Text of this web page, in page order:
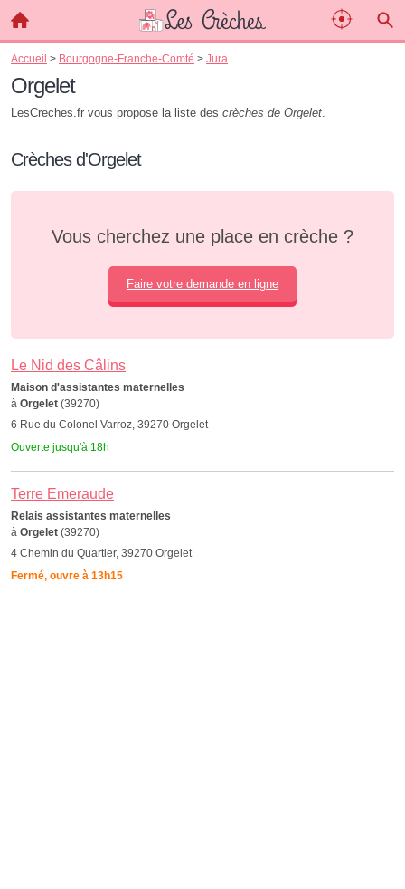
Accueil > Bourgogne-Franche-Comté > Jura
Orgelet
LesCreches.fr vous propose la liste des crèches de Orgelet.
Crèches d'Orgelet
Vous cherchez une place en crèche ?
Faire votre demande en ligne
Le Nid des Câlins
Maison d'assistantes maternelles
à Orgelet (39270)
6 Rue du Colonel Varroz, 39270 Orgelet
Ouverte jusqu'à 18h
Terre Emeraude
Relais assistantes maternelles
à Orgelet (39270)
4 Chemin du Quartier, 39270 Orgelet
Fermé, ouvre à 13h15